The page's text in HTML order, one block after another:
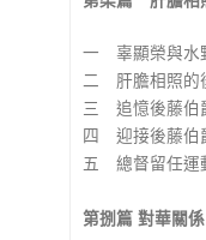
一 辜顯榮與水
二 肝膽相照的
三 追憶後藤伯
四 迎接後藤伯
五 總督留任運
第捌篇 對華關係